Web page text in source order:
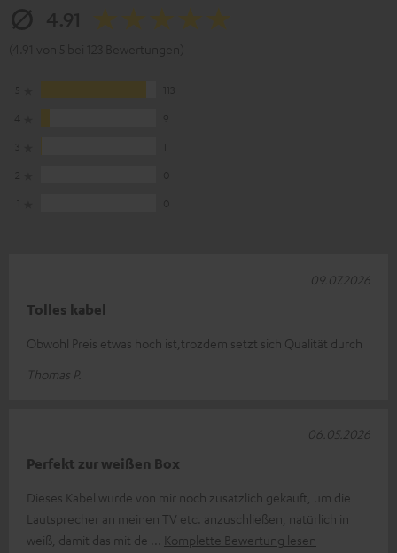
Tolles kabel
Obwohl Preis etwas hoch ist,trozdem setzt sich Qualität durch
Thomas P.
09.07.2026
Perfekt zur weißen Box
Dieses Kabel wurde von mir noch zusätzlich gekauft, um die
Lautsprecher an meinen TV etc. anzuschließen, natürlich in
weiß, damit das mit de
Komplette Bewertung lesen
06.05.2026